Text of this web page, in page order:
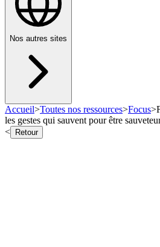
Nos autres sites
Accueil>Toutes nos ressources>Focus>
les gestes qui sauvent pour être
<
Retour